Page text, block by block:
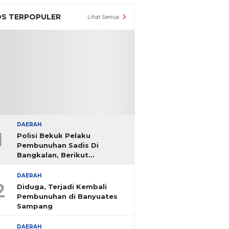
TERPOPULER Lihat Semua
DAERAH
Polisi Bekuk Pelaku
Pembunuhan Sadis Di
Bangkalan, Berikut
DAERAH
Diduga, Terjadi Kembali
Pembunuhan di Banyuates
Sampang
DAERAH